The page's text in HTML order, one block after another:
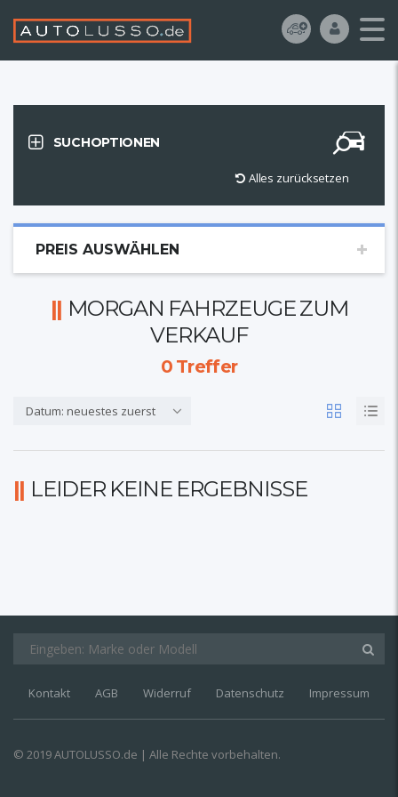
SUCHOPTIONEN
Alles zurücksetzen
PREIS AUSWÄHLEN
MORGAN FAHRZEUGE ZUM
VERKAUF
0Treffer
Datum: neuestes zuerst
LEIDER KEINE ERGEBNISSE
Kontakt AGB Widerruf Datenschutz Impressum
© 2019 AUTOLUSSO.de | Alle Rechte vorbehalten.